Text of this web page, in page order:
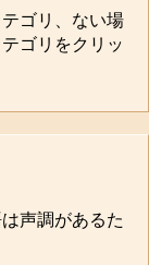
ゴリ、ない場
ゴリをクリッ
声調があるた